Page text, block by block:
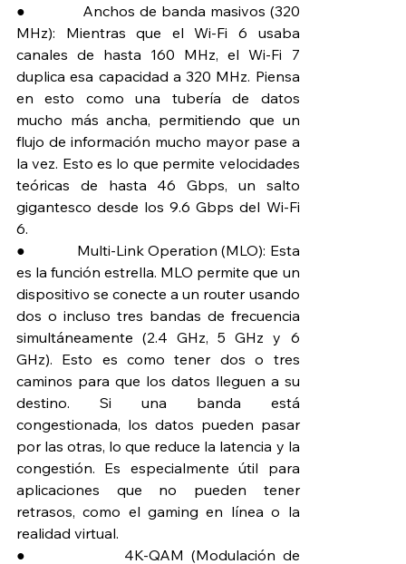
●             Anchos de banda masivos (320
MHz): Mientras que el Wi-Fi 6 usaba
canales de hasta 160 MHz, el Wi-Fi 7
duplica esa capacidad a 320 MHz. Piensa
en esto como una tubería de datos
mucho más ancha, permitiendo que un
flujo de información mucho mayor pase a
la vez. Esto es lo que permite velocidades
teóricas de hasta 46 Gbps, un salto
gigantesco desde los 9.6 Gbps del Wi-Fi
6.
●             Multi-Link Operation (MLO): Esta
es la función estrella. MLO permite que un
dispositivo se conecte a un router usando
dos o incluso tres bandas de frecuencia
simultáneamente (2.4 GHz, 5 GHz y 6
GHz). Esto es como tener dos o tres
caminos para que los datos lleguen a su
destino. Si una banda está
congestionada, los datos pueden pasar
por las otras, lo que reduce la latencia y la
congestión. Es especialmente útil para
aplicaciones que no pueden tener
retrasos, como el gaming en línea o la
realidad virtual.
●             4K-QAM (Modulación de